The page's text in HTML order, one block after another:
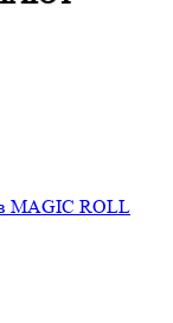
MAGIC ROLL